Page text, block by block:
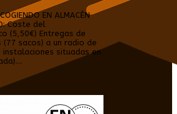
EN ALMACÉN
Coste del
(5,50€) Entregas de
sacos) a un radio de
instalaciones situadas en